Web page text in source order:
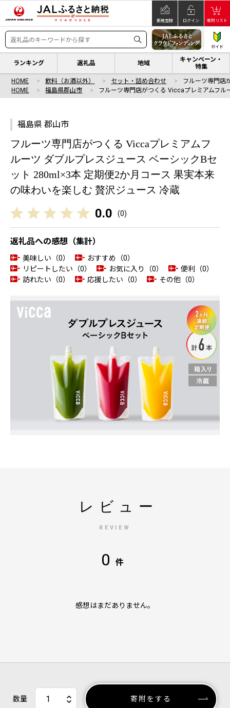
新規登録 ログイン 寄附リスト
ガイド
ランキング 返礼品 地域
キャンペーン・
特集
HOME 飲料（お酒以外） セット・詰め合わせ
フルーツ専門店
HOME
福島県郡山市 フルーツ専門店がつくる Viccaプレミアムフル
福島県 郡山市
フルーツ専門店がつくる Viccaプレミアムフ
ルーツ ダブルプレスジュース ベーシックBセ
ット 280ml×3本 定期便2か月コース 果実本来
の味わいを楽しむ 贅沢ジュース 冷蔵
0.0 (0)
返礼品への感想（集計）
美味しい（0）
おすすめ（0）
リピートしたい（0）
お気に入り（0）
便利（0）
訪れたい（0）
応援したい（0） その他（0）
レビュー
REVIEW
0 件
感想はまだありません。
数量 寄附をする